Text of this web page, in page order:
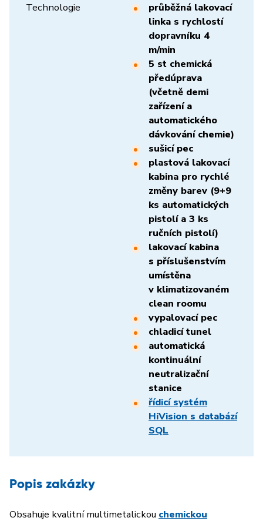
Technologie
průběžná lakovací
linka s rychlostí
dopravníku 4
m/min
5 st chemická
předúprava
(včetně demi
zařízení a
automatického
dávkování chemie)
sušicí pec
plastová lakovací
kabina pro rychlé
změny barev (9+9
ks automatických
pistolí a 3 ks
ručních pistolí)
lakovací kabina
s příslušenstvím
umístěna
v klimatizovaném
clean roomu
vypalovací pec
chladicí tunel
automatická
kontinuální
neutralizační
stanice
řídicí systém
HiVision s databází
SQL
Popis zakázky
Obsahuje kvalitní multimetalickou chemickou